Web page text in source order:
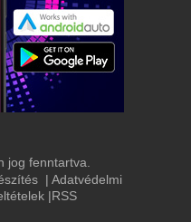
jog fenntartva.
| Adatvédelmi
|RSS